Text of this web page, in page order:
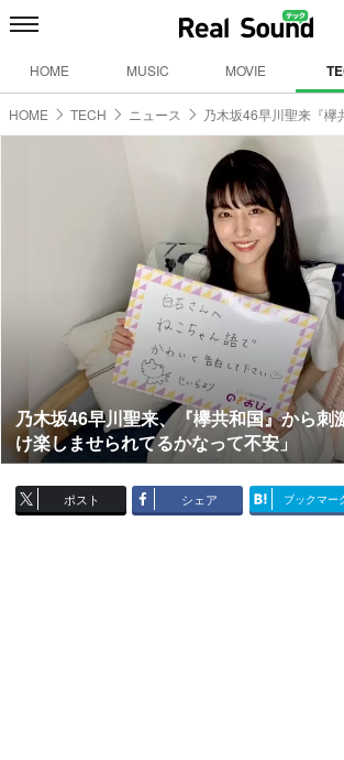
HOME MUSIC MOVIE
HOME TECH ニュース 乃木坂46早川聖来『
乃木坂46早川聖来、『欅共和国』から刺
け楽しませられてるかなって不安」
ポスト シェア ブックマー